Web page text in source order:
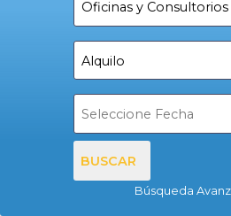
BUSCAR
Búsqueda